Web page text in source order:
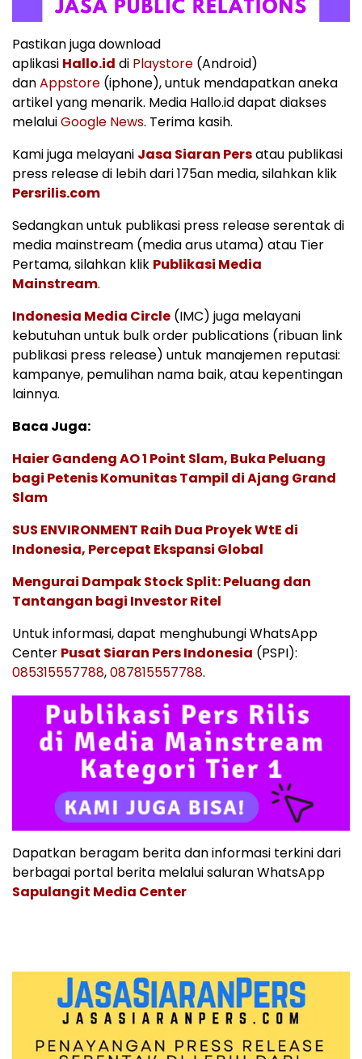
Pastikan juga download
aplikasi Hallo.id di Playstore (Android)
danAppstore (iphone), untuk mendapatkan aneka
artikel yang menarik. Media Hallo.id dapat diakses
melaluiGoogle News. Terima kasih.
Kami juga melayani Jasa Siaran Persatau publikasi
press release di lebih dari 175an media, silahkan klik
Persrilis.com
Sedangkan untuk publikasi press release serentak di
media mainstream (media arus utama) atau Tier
Pertama, silahkan klik Publikasi Media
Mainstream.
Indonesia Media Circle (IMC) juga melayani
kebutuhan untuk bulk order publications (ribuan link
publikasi press release) untuk manajemen reputasi:
kampanye, pemulihan nama baik, atau kepentingan
lainnya.
Baca Juga:
Haier Gandeng AO 1 Point Slam, Buka Peluang
bagi Petenis Komunitas Tampil di Ajang Grand
Slam
SUS ENVIRONMENT Raih Dua Proyek WtE di
Indonesia, Percepat Ekspansi Global
Mengurai Dampak Stock Split: Peluang dan
Tantangan bagi Investor Ritel
Untuk informasi, dapat menghubungi WhatsApp
Center Pusat Siaran Pers Indonesia (PSPI):
085315557788,087815557788.
Dapatkan beragam berita dan informasi terkini dari
berbagai portal berita melalui saluran WhatsApp
Sapulangit Media Center